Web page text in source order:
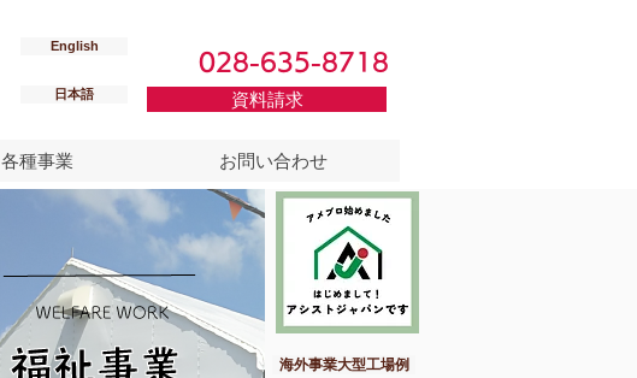
English
日本語
028-635-8718
資料請求
各種事業 お問い合わせ
海外事業大型工場例